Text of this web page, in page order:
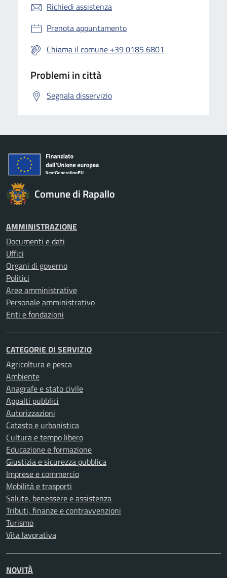
Richiedi assistenza
Prenota appuntamento
Chiama il comune +39 0185 6801
Problemi in città
Segnala disservizio
Comune di Rapallo
AMMINISTRAZIONE
Documenti e dati
Uffici
Organi di governo
Politici
Aree amministrative
Personale amministrativo
Enti e fondazioni
CATEGORIE DI SERVIZIO
Agricoltura e pesca
Ambiente
Anagrafe e stato civile
Appalti pubblici
Autorizzazioni
Catasto e urbanistica
Cultura e tempo libero
Educazione e formazione
Giustizia e sicurezza pubblica
Imprese e commercio
Mobilità e trasporti
Salute, benessere e assistenza
Tributi, finanze e contravvenzioni
Turismo
Vita lavorativa
NOVITÀ